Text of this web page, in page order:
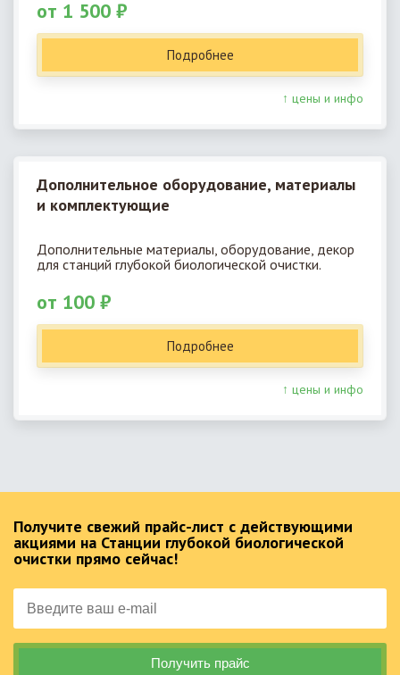
от 1 500 ₽
Подробнее
↑ цены и инфо
Дополнительное оборудование, материалы
и комплектующие
Дополнительные материалы, оборудование, декор
для станций глубокой биологической очистки.
от 100 ₽
Подробнее
↑ цены и инфо
Получите свежий прайс-лист с действующими
акциями на Станции глубокой биологической
очистки прямо сейчас!